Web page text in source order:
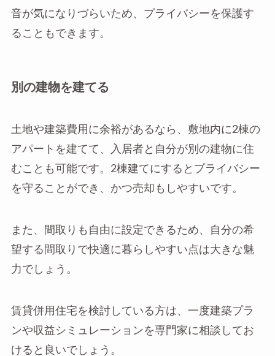
音が気になりづらいため、プライバシーを保護す
ることもできます。
別の建物を建てる
土地や建築費用に余裕があるなら、敷地内に2棟の
アパートを建てて、入居者と自分が別の建物に住
むことも可能です。2棟建てにするとプライバシー
を守ることができ、かつ売却もしやすいです。
また、間取りも自由に設定できるため、自分の希
望する間取りで快適に暮らしやすい点は大きな魅
力でしょう。
賃貸併用住宅を検討している方は、一度建築プラ
ンや収益シミュレーションを専門家に相談してお
けると良いでしょう。